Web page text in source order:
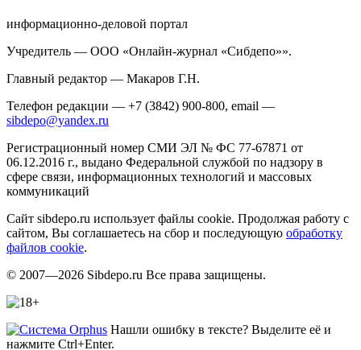
информационно-деловой портал
Учредитель — ООО «Онлайн-журнал «Сибдепо»».
Главный редактор — Макаров Г.Н.
Телефон редакции — +7 (3842) 900-800, email —
sibdepo@yandex.ru
Регистрационный номер СМИ ЭЛ № ФС 77-67871 от
06.12.2016 г., выдано Федеральной службой по надзору в
сфере связи, информационных технологий и массовых
коммуникаций
Сайт sibdepo.ru использует файлы cookie. Продолжая работу с
сайтом, Вы соглашаетесь на сбор и последующую обработку
файлов cookie.
© 2007—2026 Sibdepo.ru Все права защищены.
Нашли ошибку в тексте? Выделите её и
нажмите Ctrl+Enter.